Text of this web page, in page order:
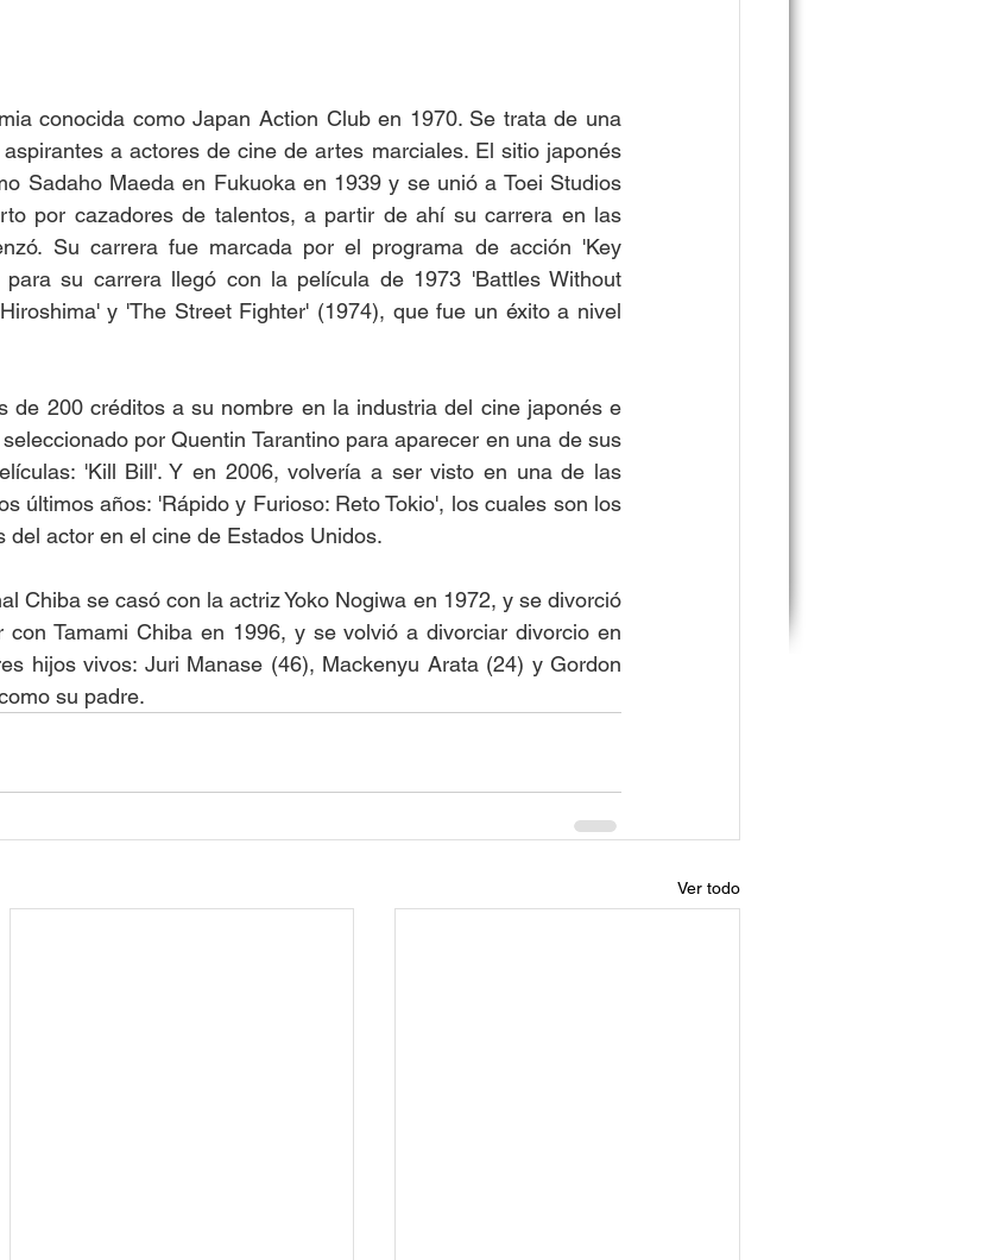
conocida como Japan Action Club en 1970. Se trata de una
a actores de cine de artes marciales. El sitio japonés
Sadaho Maeda en Fukuoka en 1939 y se unió a Toei Studios
por cazadores de talentos, a partir de ahí su carrera en las
Su carrera fue marcada por el programa de acción 'Key
su carrera llegó con la película de 1973 'Battles Without
y 'The Street Fighter' (1974), que fue un éxito a nivel
de 200 créditos a su nombre en la industria del cine japonés e
por Quentin Tarantino para aparecer en una de sus
'Kill Bill'. Y en 2006, volvería a ser visto en una de las
últimos años: 'Rápido y Furioso: Reto Tokio', los cuales son los
del actor en el cine de Estados Unidos.
Chiba se casó con la actriz Yoko Nogiwa en 1972, y se divorció
Tamami Chiba en 1996, y se volvió a divorciar divorcio en
hijos vivos: Juri Manase (46), Mackenyu Arata (24) y Gordon
su padre.
Ver todo